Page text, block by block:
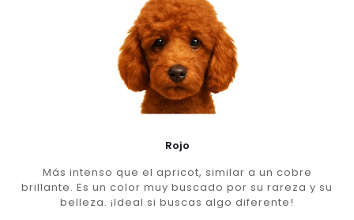
Rojo
Más intenso que el apricot, similar a un cobre
brillante. Es un color muy buscado por su rareza y su
belleza. ¡Ideal si buscas algo diferente!